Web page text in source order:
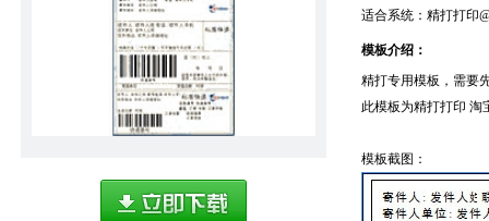
适合系统：精打打印
模板介绍：
精打专用模板，需要
此模板为精打打印 淘
模板截图：